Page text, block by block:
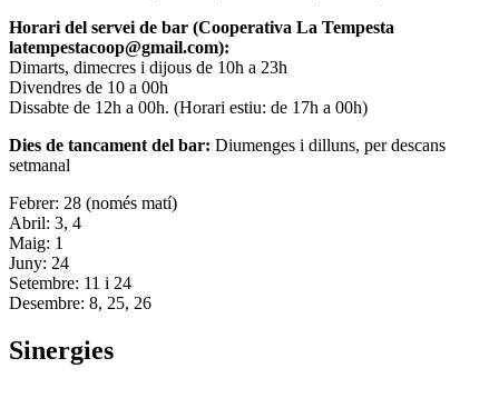
Horari del servei de bar (Cooperativa La Tempesta
latempestacoop@gmail.com):
Dimarts, dimecres i dijous de 10h a 23h
Divendres de 10 a 00h
Dissabte de 12h a 00h. (Horari estiu: de 17h a 00h)
Dies de tancament del bar: Diumenges i dilluns, per descans
setmanal
Febrer: 28 (només matí)
Abril: 3, 4
Maig: 1
Juny: 24
Setembre: 11 i 24
Desembre: 8, 25, 26
Sinergies